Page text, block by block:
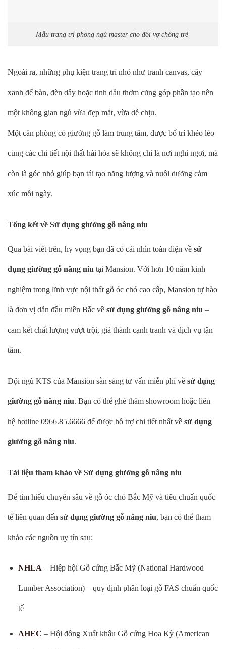
Mẫu trang trí phòng ngủ master cho đôi vợ chồng trẻ
Ngoài ra, những phụ kiện trang trí nhỏ như tranh canvas, cây
xanh để bàn, đèn dây hoặc tinh dầu thơm cũng góp phần tạo nên
một không gian ngủ vừa đẹp mắt, vừa dễ chịu.
Một căn phòng có giường gỗ làm trung tâm, được bố trí khéo léo
cùng các chi tiết nội thất hài hòa sẽ không chỉ là nơi nghỉ ngơi, mà
còn là góc nhỏ giúp bạn tái tạo năng lượng và nuôi dưỡng cảm
xúc mỗi ngày.
Tổng kết về Sử dụng giường gỗ nâng niu
Qua bài viết trên, hy vọng bạn đã có cái nhìn toàn diện về sử
dụng giường gỗ nâng niu tại Mansion. Với hơn 10 năm kinh
nghiệm trong lĩnh vực nội thất gỗ óc chó cao cấp, Mansion tự hào
là đơn vị dẫn đầu miền Bắc về sử dụng giường gỗ nâng niu –
cam kết chất lượng vượt trội, giá thành cạnh tranh và dịch vụ tận
tâm.
Đội ngũ KTS của Mansion sẵn sàng tư vấn miễn phí về sử dụng
giường gỗ nâng niu. Bạn có thể ghé thăm showroom hoặc liên
hệ hotline 0966.85.6666 để được hỗ trợ chi tiết nhất về sử dụng
giường gỗ nâng niu.
Tài liệu tham khảo về Sử dụng giường gỗ nâng niu
Để tìm hiểu chuyên sâu về gỗ óc chó Bắc Mỹ và tiêu chuẩn quốc
tế liên quan đến sử dụng giường gỗ nâng niu, bạn có thể tham
khảo các nguồn uy tín sau:
NHLA– Hiệp hội Gỗ cứng Bắc Mỹ (National Hardwood
Lumber Association) – quy định phân loại gỗ FAS chuẩn quốc
tế
AHEC – Hội đồng Xuất khẩu Gỗ cứng Hoa Kỳ (American